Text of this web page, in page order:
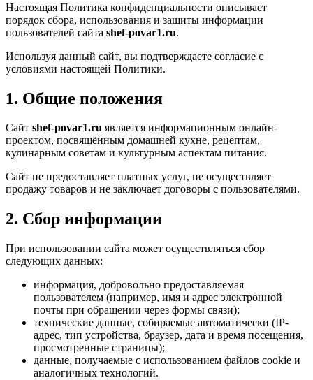
Настоящая Политика конфиденциальности описывает
порядок сбора, использования и защиты информации
пользователей сайта shef-povar1.ru.
Используя данный сайт, вы подтверждаете согласие с
условиями настоящей Политики.
1. Общие положения
Сайт shef-povar1.ru является информационным онлайн-
проектом, посвящённым домашней кухне, рецептам,
кулинарным советам и культурным аспектам питания.
Сайт не предоставляет платных услуг, не осуществляет
продажу товаров и не заключает договоры с пользователями.
2. Сбор информации
При использовании сайта может осуществляться сбор
следующих данных:
информация, добровольно предоставляемая
пользователем (например, имя и адрес электронной
почты при обращении через формы связи);
технические данные, собираемые автоматически (IP-
адрес, тип устройства, браузер, дата и время посещения,
просмотренные страницы);
данные, получаемые с использованием файлов cookie и
аналогичных технологий.